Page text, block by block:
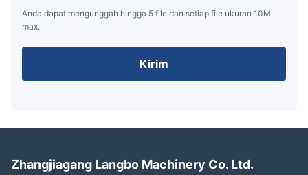
Anda dapat mengunggah hingga 5 file dan setiap file ukuran 10M
max.
Kirim
Zhangjiagang Langbo Machinery Co. Ltd.